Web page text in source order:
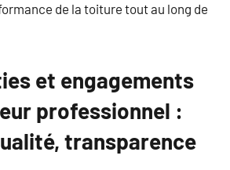
de la toiture tout au long de
et engagements
professionnel :
transparence